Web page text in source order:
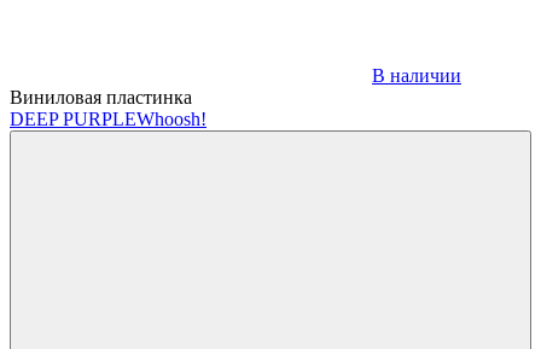
В наличии
Виниловая пластинка
DEEP PURPLEWhoosh!